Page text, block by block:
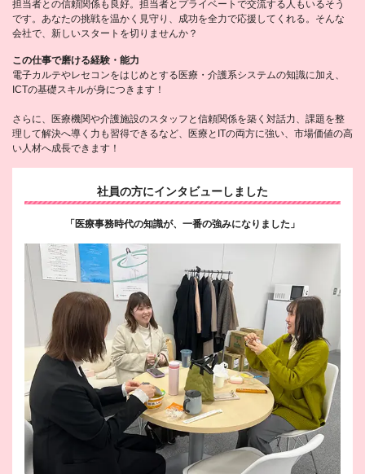
担当者との信頼関係も良好。担当者とプライベートで交流する人もいるそう
です。あなたの挑戦を温かく見守り、成功を全力で応援してくれる。そんな
会社で、新しいスタートを切りませんか？
この仕事で磨ける経験・能力
電子カルテやレセコンをはじめとする医療・介護系システムの知識に加え、
ICTの基礎スキルが身につきます！
さらに、医療機関や介護施設のスタッフと信頼関係を築く対話力、課題を整
理して解決へ導く力も習得できるなど、医療とITの両方に強い、市場価値の高
い人材へ成長できます！
社員の方にインタビューしました
「医療事務時代の知識が、一番の強みになりました」